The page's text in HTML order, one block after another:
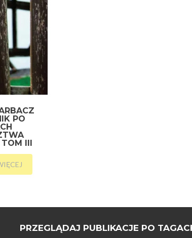
PO
TOM III
PRZEGLĄDAJ PUBLIKACJE PO